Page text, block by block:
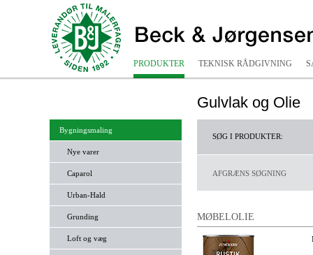
PRODUKTER TEKNISK RÅDGIVNING
Gulvlak og Olie
Bygningsmaling
Nye varer
Caparol
Urban-Hald
Grunding
Loft og væg
SØG I PRODUKTER:
AFGRÆNS SØGNING
MØBELOLIE